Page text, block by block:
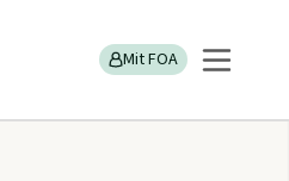
Mit FOA